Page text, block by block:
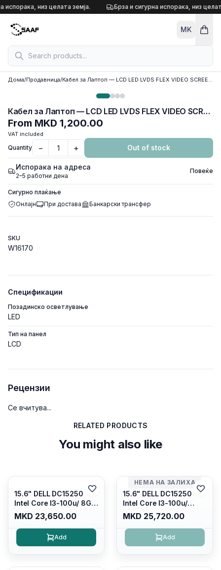
Skip to content
испорака, низ целата земја. Брза и сигурна испорака, низ
MK
Дома/Продавница/ Кабел за Лаптоп — LCD LED LVDS FLEX VIDEO SCREEN CABLE FOR HP PAVILION G7-1310sg G7-310so
Кабел за Лаптоп — LCD LED LVDS FLEX VIDEO SCREEN CABLE FOR HP PAVILION G7-1310sg G7-310so
From MKD 1,200.00
VAT included
Quantity − + Out of stock
Испорака на адреса
2–5 работни дена
Повеќе
Сигурно плаќање
Онлајн
При достава Банкарски трансфер
SKU
W16170
Спецификации
Позадинско осветлување
LED
Тип на панел
LCD
Рецензии
Се вчитува...
RELATED PRODUCTS
You might also like
15.6" DELL DC15250
Intel Core I3-100u/ 8GB
DDR4/ 512GB SSD M.2/
Iris Xe Graphics/ 120Hz
Anti-glare LED Display/
Backlit Kb/ Platinum
MKD 23,650.00
Add
НЕМА НА ЗАЛИХА
15.6" DELL DC15250
Intel Core I3-100u/
16GB DDR4/ 512GB SSD
M.2/ Iris Xe Graphics/
120Hz Anti-glare LED
Display/ Backlit Kb/
MKD 25,720.00
Add